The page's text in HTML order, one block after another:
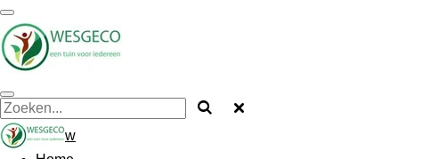
Ga
direct
naar
de
w